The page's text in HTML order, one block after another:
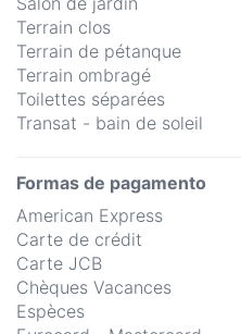
Terrain clos
Terrain de pétanque
Terrain ombragé
Toilettes séparées
Transat - bain de soleil
Formas de pagamento
American Express
Carte de crédit
Carte JCB
Chèques Vacances
Espèces